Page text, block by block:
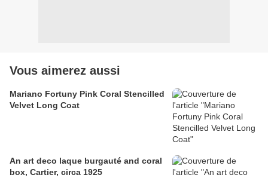
Vous aimerez aussi
Mariano Fortuny Pink Coral Stencilled
Velvet Long Coat
An art deco laque burgauté and coral
box, Cartier, circa 1925